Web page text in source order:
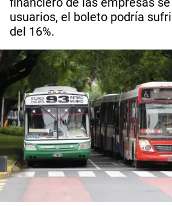
usuarios, el boleto podría
del 16%.